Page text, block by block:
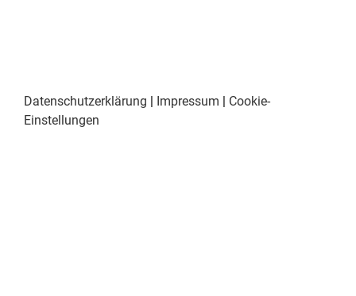
Datenschutzerklärung Impressum
Cookie-
Einstellungen